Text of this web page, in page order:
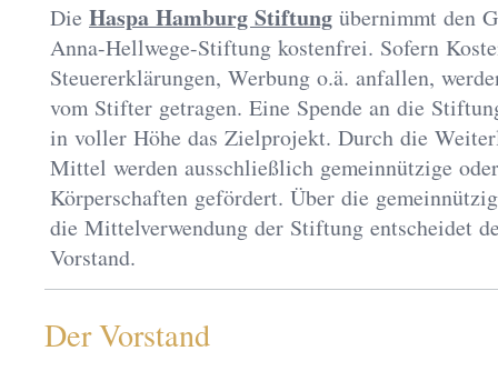
Die Haspa Hamburg Stiftung übernimmt den
Anna-Hellwege-Stiftung kostenfrei. Sofern
Steuererklärungen, Werbung o.ä. anfallen,
vom Stifter getragen. Eine Spende an die
in voller Höhe das Zielprojekt. Durch die
Mittel werden ausschließlich gemeinnützige
Körperschaften gefördert. Über die
die Mittelverwendung der Stiftung entscheidet
Vorstand.
Der Vorstand